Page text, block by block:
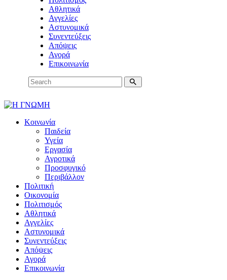
Αθλητικά
Αγγελίες
Αστυνομικά
Συνεντεύξεις
Απόψεις
Αγορά
Επικοινωνία
Κοινωνία
Παιδεία
Υγεία
Εργασία
Αγροτικά
Προσφυγικό
Περιβάλλον
Πολιτική
Οικονομία
Πολιτισμός
Αθλητικά
Αγγελίες
Αστυνομικά
Συνεντεύξεις
Απόψεις
Αγορά
Επικοινωνία